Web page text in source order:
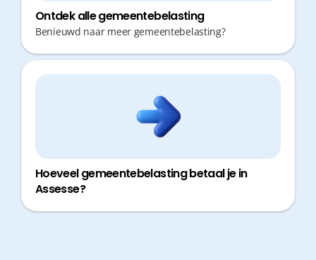
Ontdek alle gemeentebelasting
Benieuwd naar meer gemeentebelasting?
Hoeveel gemeentebelasting betaal je in
Assesse?